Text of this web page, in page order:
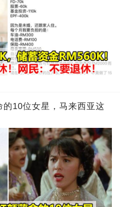
10位女星，马来西亚这